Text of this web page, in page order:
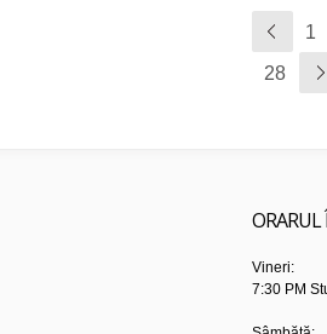
1
28
Vineri:
7:30 PM